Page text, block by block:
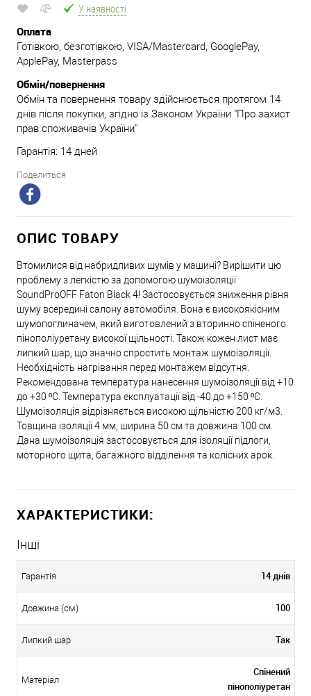
У наявності
Оплата
Готівкою, безготівкою, VISA/Mastercard, GooglePay,
ApplePay, Masterpass
Обмін/повернення
Обмін та повернення товару здійснюється протягом 14
днів після покупки, згідно із Законом України "Про захист
прав споживачів України"
Гарантія: 14 дней
Поделиться
ОПИС ТОВАРУ
Втомилися від набридливих шумів у машині? Вирішити цю
проблему з легкістю за допомогою шумоізоляції
SoundProOFF Faton Black 4! Застосовується зниження рівня
шуму всередині салону автомобіля. Вона є високоякісним
шумопоглиначем, який виготовлений з вторинно спіненого
пінополіуретану високої щільності. Також кожен лист має
липкий шар, що значно спростить монтаж шумоізоляції.
Необхідність нагрівання перед монтажем відсутня.
Рекомендована температура нанесення шумоізоляції від +10
до +30 ºC. Температура експлуатації від -40 до +150 ºC.
Шумоізоляція відрізняється високою щільністю 200 кг/м3.
Товщина ізоляції 4 мм, ширина 50 см та довжина 100 см.
Дана шумоізоляція застосовується для ізоляції підлоги,
моторного щита, багажного відділення та колісних арок.
ХАРАКТЕРИСТИКИ:
Інші
Гарантія 14 днів
Довжина (см) 100
Липкий шар Так
Матеріал
Спінений
пінополіуретан